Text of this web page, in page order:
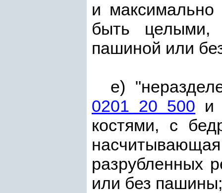
и
быть целыми,
пашиной или
е)
0201 20 500
костями, с
разрубленных
или без пашины;